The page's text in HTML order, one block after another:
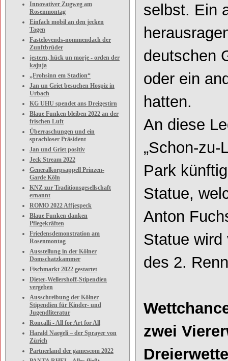
Innovativer Zugweg am
Rosenmontag
Einfach mobil an den jecken
Tagen
Fastelovends-nommendach der
Zunftbrüder
jestern, hück un morje - orden der
kajuja
„Frohsinn em Stadion“
Jan un Griet besuchen Hospiz in
Urbach
KG UHU spendet ans Dreigestirn
Blaue Funken bleiben 2022 an der
frischen Luft
Überraschungen und ein
sprachloser Präsident
Jan und Griet positiv
Jeck Stream 2022
Generalkorpsappell Prinzen-
Garde Köln
KNZ zur Traditionsgesellschaft
ernannt
ROMO 2022 Affjespeck
Blaue Funken danken
Pflegekräften
Friedensdemonstration am
Rosenmontag
Ausstellung in der Kölner
Domschatzkammer
Fischmarkt 2022 gestartet
Dieter-Wellershoff-Stipendien
vergeben
Ausschreibung der Kölner
Stipendien für Kinder- und
Jugendliteratur
Roncalli - All for Art for All
Harald Naegeli – der Sprayer von
Zürich
Partnerland der gamescom 2022
selbst. Ein
deutschen
oder ein
hatten.
An diese
„Schon-zu-
Park
Statue,
Anton
Statue wird
des 2.
zwei
Dreierwette